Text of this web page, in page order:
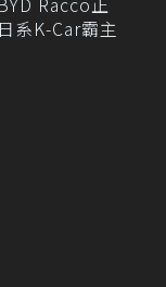
系K-Car霸主